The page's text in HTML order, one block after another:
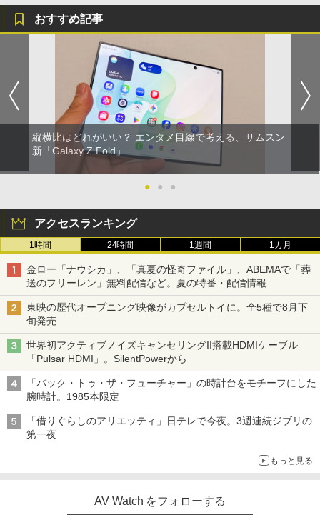
おすすめ記事
縦横比はどれがいい？ エンタメ目線で考える、サムスン
新「Galaxy Z Fold」
● ● ●
アクセスランキング
1時間 24時間 1週間 1カ月
金ロー「ナウシカ」、「真夏の怪奇ファイル」、ABEMAで「葬
送のフリーレン」無料配信など。夏の特番・配信情報
東映の歴代オープニング映像がカプセルトイに。全5種で8月下
旬発売
世界初アクティブノイズキャンセリングII搭載HDMIケーブル
「Pulsar HDMI」。SilentPowerから
「バック・トゥ・ザ・フューチャー」の時計台をモチーフにした
腕時計。1985本限定
「借りぐらしのアリエッティ」日テレで今夜。3週連続ジブリの
第一夜
もっと見る
AV Watch をフォローする